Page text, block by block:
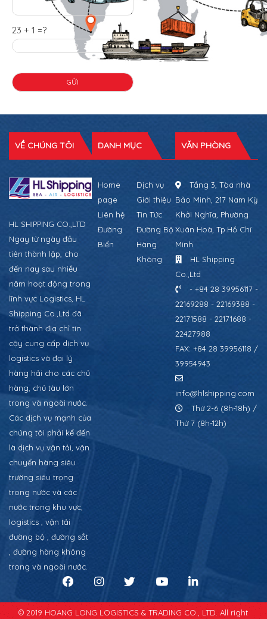
23 + 1 =?
VỀ CHÚNG TÔI
HL SHIPPING CO.,LTD
Ngay từ ngày đầu
tiên thành lập, cho
đến nay sau nhiều
năm hoạt động trong
lĩnh vực Logistics, HL
Shipping Co.,Ltd đã
trở thành địa chỉ tin
cậy cung cấp dịch vụ
logistics và đại lý
hàng hải cho các chủ
hàng, chủ tàu lớn
trong và ngoài nước.
Các dịch vụ mạnh của
chúng tôi phải kể đến
là dịch vụ vận tải, vận
chuyển hàng siêu
trường siêu trọng
trong nước và các
nước trong khu vực,
logistics , vận tải
đường bộ , đường sắt
, đường hàng không
trong và ngoài nước.
DANH MỤC
Home
page
Dịch vụ
Giới thiệu
Liên hệ
Tin Tức
Đường
Biển
Đường Bộ
Hàng
Không
VĂN PHÒNG
Tầng 3, Tòa nhà
Bảo Minh, 217 Nam Kỳ
Khởi Nghĩa, Phường
Xuân Hoà, Tp.Hồ Chí
Minh
HL Shipping
Co.,Ltd
- +84 28 39956117 -
22169288 - 22169388 -
22171588 - 22171688 -
22427988
FAX: +84 28 39956118 /
39954943
info@hlshipping.com
Thứ 2-6 (8h-18h) /
Thứ 7 (8h-12h)
© 2019 HOANG LONG LOGISTICS & TRADING CO., LTD. All right